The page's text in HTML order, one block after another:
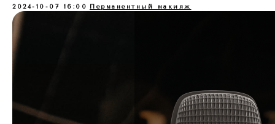
2024-10-07 16:00 Перманентный макияж